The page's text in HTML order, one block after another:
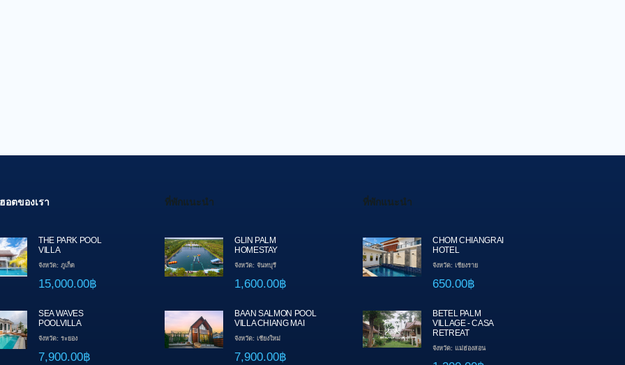
อตของเรา
THE PARK POOL
VILLA
จังหวัด: ภูเก็ต
15,000.00฿
SEA WAVES
POOLVILLA
จังหวัด: ระยอง
7,900.00฿
ที่พักแนะนำ
GLIN PALM
HOMESTAY
จังหวัด: จันทบุรี
1,600.00฿
BAAN SALMON POOL
VILLA CHIANG MAI
จังหวัด: เชียงใหม่
7,900.00฿
ที่พักแนะนำ
CHOM CHIANGRAI
HOTEL
จังหวัด: เชียงราย
650.00฿
BETEL PALM
VILLAGE - CASA
RETREAT
จังหวัด: แม่ฮ่องสอน